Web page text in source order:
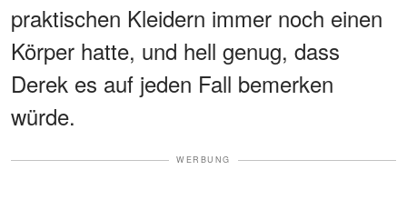
praktischen Kleidern immer noch einen
Körper hatte, und hell genug, dass
Derek es auf jeden Fall bemerken
würde.
WERBUNG